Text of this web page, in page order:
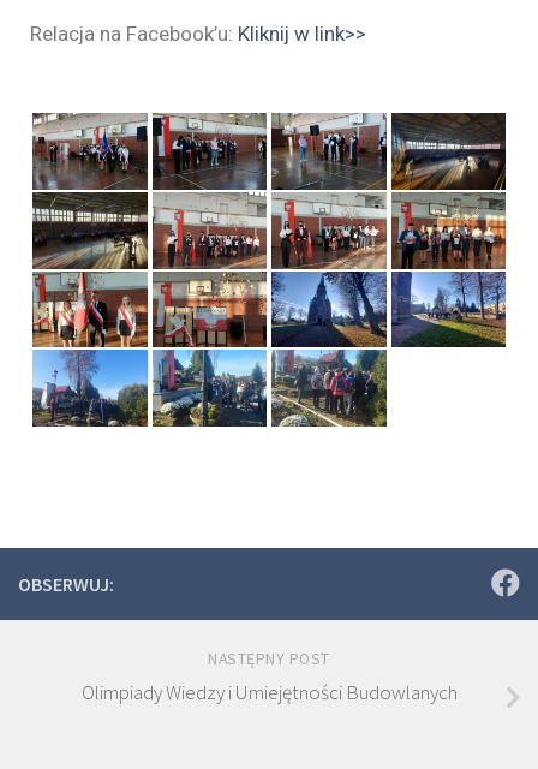
Relacja na Facebook’u: Kliknij w link>>
OBSERWUJ:
NASTĘPNY POST
Olimpiady Wiedzy i Umiejętności Budowlanych